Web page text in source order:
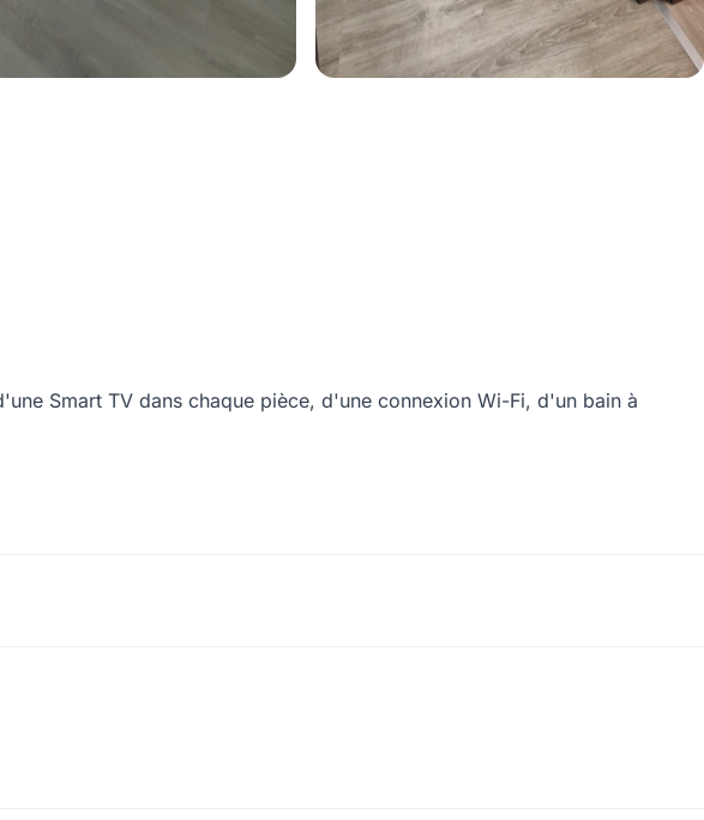
Smart TV dans chaque pièce, d'une connexion Wi-Fi, d'un bain à